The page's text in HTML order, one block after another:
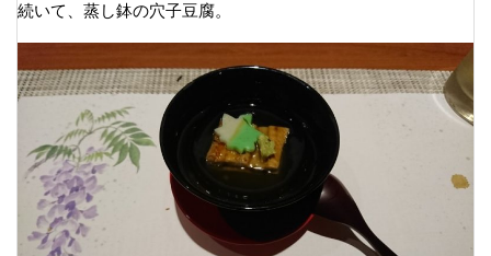
続いて、蒸し鉢の穴子豆腐。